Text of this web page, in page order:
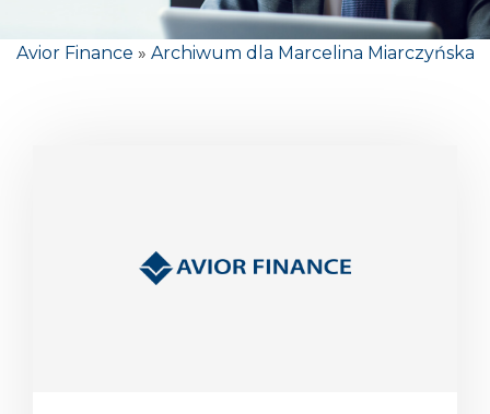
Avior Finance » Archiwum dla Marcelina Miarczyńska